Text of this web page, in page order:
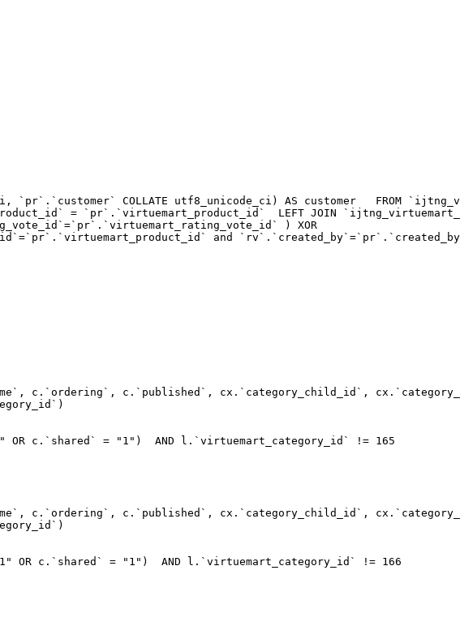
COLLATE utf8_unicode_ci) AS customer   FROM
c.`ordering`, c.`published`, cx.`category_child_id`,
OR c.`shared` = "1")  AND l.`virtuemart_category_id` != 165
c.`ordering`, c.`published`, cx.`category_child_id`,
OR c.`shared` = "1")  AND l.`virtuemart_category_id` != 166